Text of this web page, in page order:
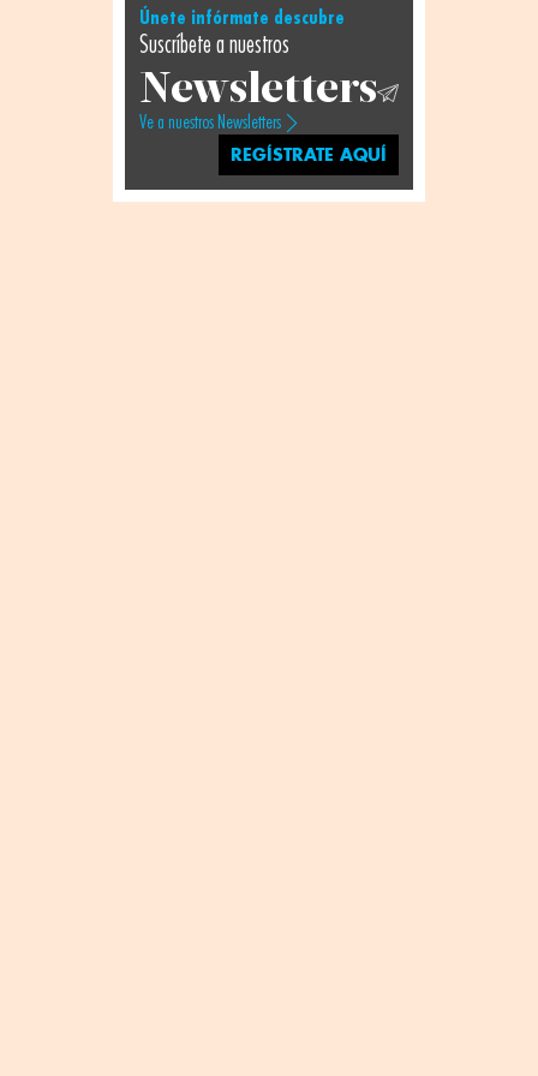
Únete infórmate descubre
Suscríbete a nuestros
Newsletters
Ve a nuestros Newsletters
REGÍSTRATE AQUÍ